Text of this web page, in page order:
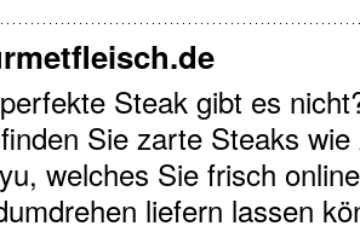
Steak gibt es
Sie zarte Steaks
welches Sie frisch
liefern lassen